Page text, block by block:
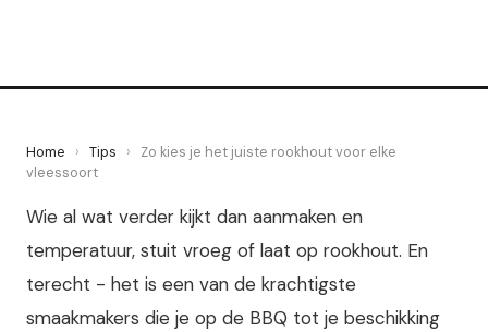
Home › Tips ›
Zo kies je het juiste rookhout voor elke
vleessoort
Wie al wat verder kijkt dan aanmaken en
temperatuur, stuit vroeg of laat op rookhout. En
terecht - het is een van de krachtigste
smaakmakers die je op de BBQ tot je beschikking